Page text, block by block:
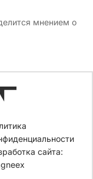
мнением о
сайта: